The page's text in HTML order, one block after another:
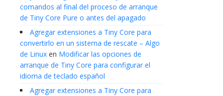
comandos al final del proceso de arranque
de Tiny Core Pure o antes del apagado
Agregar extensiones a Tiny Core para
convertirlo en un sistema de rescate – Algo
de Linux en Modificar las opciones de
arranque de Tiny Core para configurar el
idioma de teclado español
Agregar extensiones a Tiny Core para